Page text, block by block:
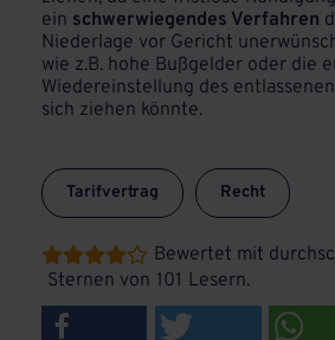
ein schwerwiegendes Verfahren
Niederlage vor Gericht
wie z.B. hohe Bußgelder oder die
Wiedereinstellung des
sich ziehen könnte.
Tarifvertrag Recht
 Bewertet mit
Sternen von 101 Lesern.